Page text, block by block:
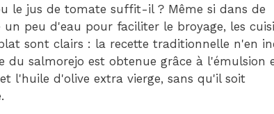
le jus de tomate suffit-il ? Même si dans de
peu d'eau pour faciliter le broyage, les
sont clairs : la recette traditionnelle n'en
du salmorejo est obtenue grâce à l'émulsion
l'huile d'olive extra vierge, sans qu'il soit